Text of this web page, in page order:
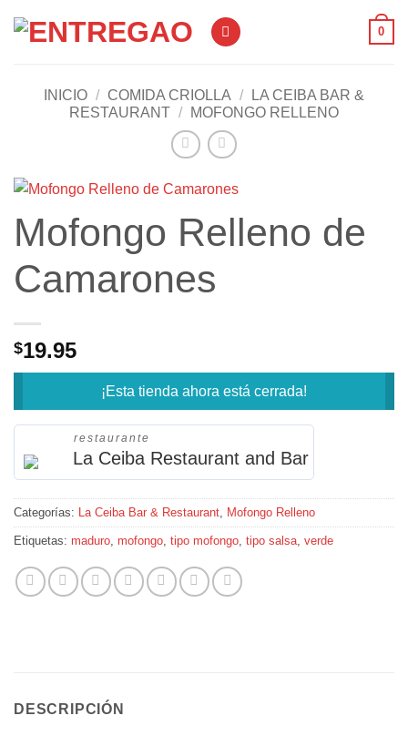
0
INICIO / COMIDA CRIOLLA /
LA CEIBA BAR &
RESTAURANT / MOFONGO RELLENO
Mofongo Relleno de
Camarones
$19.95
¡Esta tienda ahora está cerrada!
restaurante
La Ceiba Restaurant and Bar
Categorías: La Ceiba Bar & Restaurant Mofongo Relleno
Etiquetas: maduro mofongo tipo mofongo tipo salsa verde
DESCRIPCIÓN